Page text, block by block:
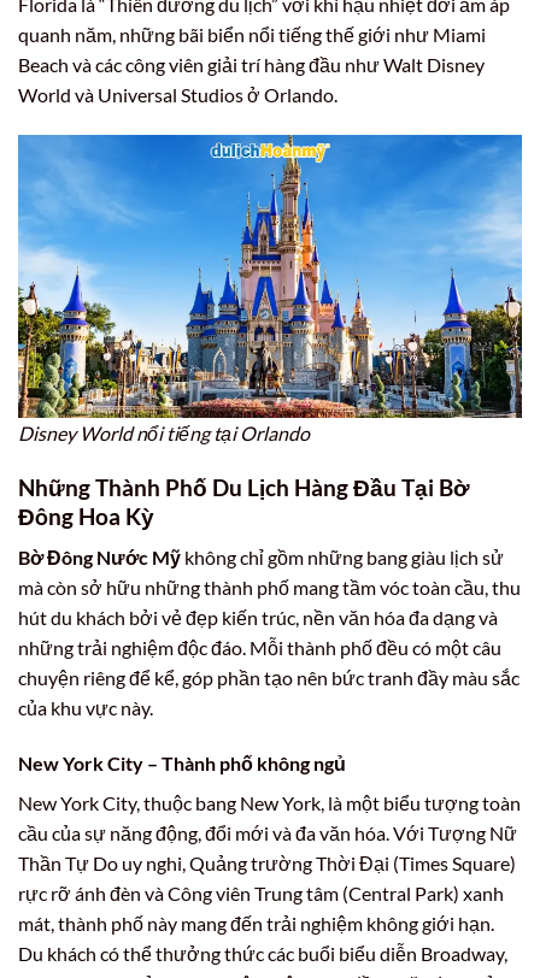
quanh năm, những bãi biển nổi tiếng thế giới như Miami
Beach và các công viên giải trí hàng đầu như Walt Disney
World và Universal Studios ở Orlando.
Disney World nổi tiếng tại Orlando
Những Thành Phố Du Lịch Hàng Đầu Tại Bờ
Đông Hoa Kỳ
Bờ Đông Nước Mỹ không chỉ gồm những bang giàu lịch sử
mà còn sở hữu những thành phố mang tầm vóc toàn cầu, thu
hút du khách bởi vẻ đẹp kiến trúc, nền văn hóa đa dạng và
những trải nghiệm độc đáo. Mỗi thành phố đều có một câu
chuyện riêng để kể, góp phần tạo nên bức tranh đầy màu sắc
của khu vực này.
New York City – Thành phố không ngủ
New York City, thuộc bang New York, là một biểu tượng toàn
cầu của sự năng động, đổi mới và đa văn hóa. Với Tượng Nữ
Thần Tự Do uy nghi, Quảng trường Thời Đại (Times Square)
rực rỡ ánh đèn và Công viên Trung tâm (Central Park) xanh
mát, thành phố này mang đến trải nghiệm không giới hạn.
Du khách có thể thưởng thức các buổi biểu diễn Broadway,